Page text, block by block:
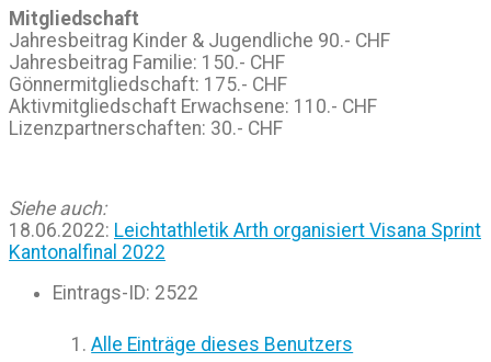
Mitgliedschaft
Jahresbeitrag Kinder & Jugendliche 90.- CHF
Jahresbeitrag Familie: 150.- CHF
Gönnermitgliedschaft: 175.- CHF
Aktivmitgliedschaft Erwachsene: 110.- CHF
Lizenzpartnerschaften: 30.- CHF
Siehe auch:
18.06.2022: Leichtathletik Arth organisiert Visana Sprint
Kantonalfinal 2022
Eintrags-ID: 2522
Alle Einträge dieses Benutzers